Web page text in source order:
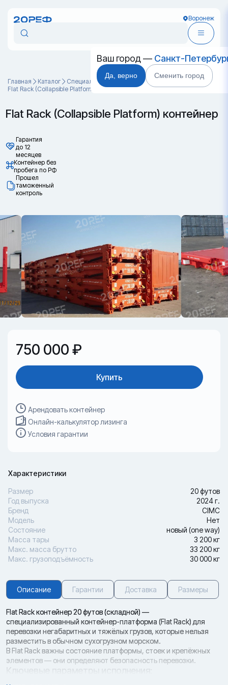
Воронеж
Ваш город — Санкт-
Да, верно Сменить город
Главная Каталог
Специальные контейнеры
Flat Rack (Collapsible Platform) контейнер
Flat Rack (Collapsible Platform) контейнер
Гарантия
до 12
месяцев
Контейнер без
пробега по РФ
Прошел
таможенный
контроль
750 000 ₽
Купить
Арендовать контейнер
Онлайн-калькулятор лизинга
Условия гарантии
Характеристики
Размер
20 футов
Год выпуска
2024 г.
Бренд
CIMC
Модель
Нет
Состояние
новый (one way)
Масса тары
3 200 кг
Макс. масса брутто
33 200 кг
Макс. грузоподъёмность
30 000 кг
Описание Гарантии Доставка Размеры
Flat Rack контейнер 20 футов (складной) —
специализированный контейнер-платформа (Flat Rack) для
перевозки негабаритных и тяжёлых грузов, которые нельзя
разместить в обычном сухогрузном морском.
В Flat Rack важны состояние платформы, стоек и крепёжных
элементов — они определяют безопасность перевозки.
Ключевые параметры исполнения: